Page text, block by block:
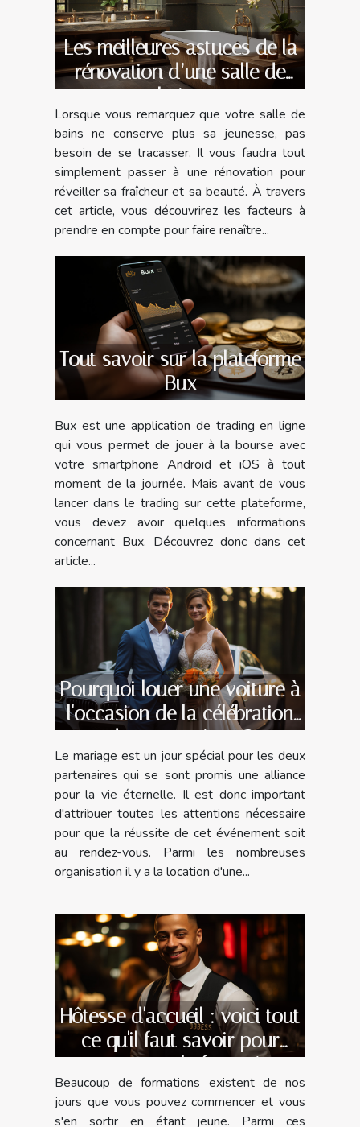
Les meilleures astuces de la
rénovation d’une salle de
bains
Lorsque vous remarquez que votre salle de
bains ne conserve plus sa jeunesse, pas
besoin de se tracasser. Il vous faudra tout
simplement passer à une rénovation pour
réveiller sa fraîcheur et sa beauté. À travers
cet article, vous découvrirez les facteurs à
prendre en compte pour faire renaître...
Tout savoir sur la plateforme
Bux
Bux est une application de trading en ligne
qui vous permet de jouer à la bourse avec
votre smartphone Android et iOS à tout
moment de la journée. Mais avant de vous
lancer dans le trading sur cette plateforme,
vous devez avoir quelques informations
concernant Bux. Découvrez donc dans cet
article...
Pourquoi louer une voiture à
l'occasion de la célébration
de son mariage ?
Le mariage est un jour spécial pour les deux
partenaires qui se sont promis une alliance
pour la vie éternelle. Il est donc important
d'attribuer toutes les attentions nécessaire
pour que la réussite de cet événement soit
au rendez-vous. Parmi les nombreuses
organisation il y a la location d'une...
Hôtesse d'accueil : voici tout
ce qu'il faut savoir pour
commencer la formation
Beaucoup de formations existent de nos
jours que vous pouvez commencer et vous
s'en sortir en étant jeune. Parmi ces